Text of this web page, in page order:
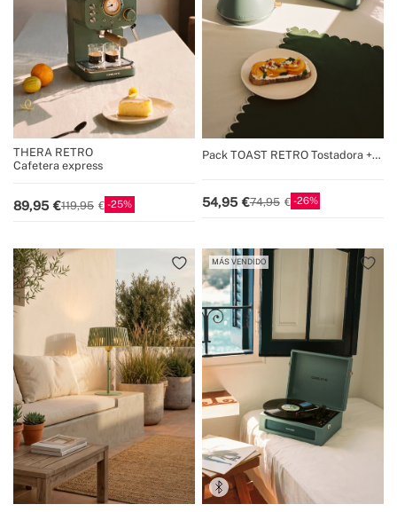
THERA RETRO
Cafetera express
89,95 119,95 25
Pack TOAST RETRO Tostadora +
54,95 74,95 26
MÁS VENDIDO